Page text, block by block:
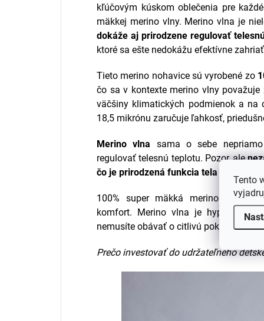
Tento
kľúčovým kúskom oblečenia pre
mäkkej merino vlny. Merino vlna je
dokáže aj prirodzene regulovať
ktoré sa ešte nedokážu efektívne
Tieto merino nohavice sú vyrobené zo
čo sa v kontexte merino vlny
väčšiny klimatických podmienok a na
18,5 mikrónu zaručuje ľahkosť,
Merino vlna sama o sebe
regulovať telesnú teplotu. Pozor, ale
čo je prirodzená funkcia tela na
100% super mäkká merino vlna
komfort. Merino vlna je
nemusíte obávať o citlivú pokožku
Prečo investovať do udržateľného